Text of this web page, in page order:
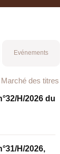
Evénements
Marché des titres
H/2026 du
H/2026,